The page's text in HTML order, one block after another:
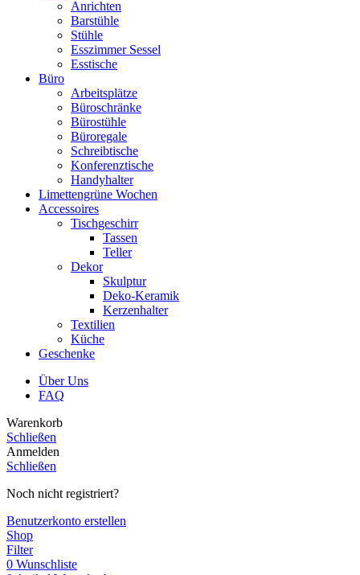
Anrichten
Barstühle
Stühle
Esszimmer Sessel
Esstische
Büro
Arbeitsplätze
Büroschränke
Bürostühle
Büroregale
Schreibtische
Konferenztische
Handyhalter
Limettengrüne Wochen
Accessoires
Tischgeschirr
Tassen
Teller
Dekor
Skulptur
Deko-Keramik
Kerzenhalter
Textilien
Küche
Geschenke
Über Uns
FAQ
Warenkorb
Schließen
Anmelden
Schließen
Noch nicht registriert?
Benutzerkonto erstellen
Shop
Filter
0 Wunschliste